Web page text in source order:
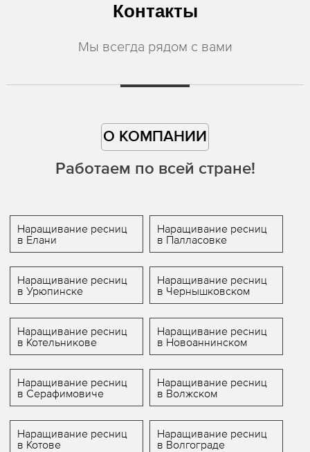
Контакты
Мы всегда рядом с вами
О КОМПАНИИ
Работаем по всей стране!
Наращивание ресниц
в Елани
Наращивание ресниц
в Палласовке
Наращивание ресниц
в Урюпинске
Наращивание ресниц
в Чернышковском
Наращивание ресниц
в Котельникове
Наращивание ресниц
в Новоаннинском
Наращивание ресниц
в Серафимовиче
Наращивание ресниц
в Волжском
Наращивание ресниц
в Котове
Наращивание ресниц
в Волгограде